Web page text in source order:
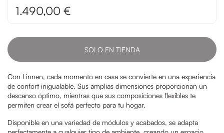
1.490,00 €
SOLO EN TIENDA
Con Linnen, cada momento en casa se convierte en una experiencia
de confort inigualable. Sus amplias dimensiones proporcionan un
descanso óptimo, mientras que sus composiciones flexibles te
permiten crear el sofá perfecto para tu hogar.
Disponible en una variedad de módulos y acabados, se adapta